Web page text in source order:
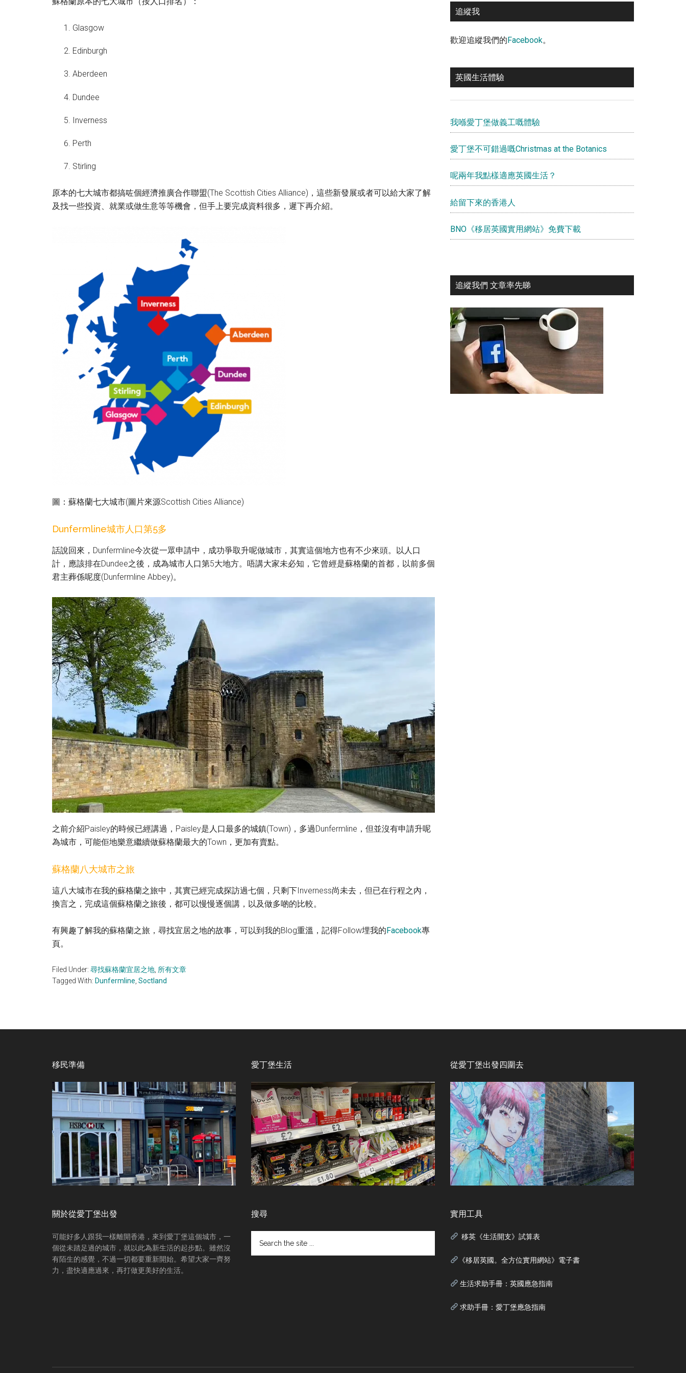
Glasgow
Edinburgh
Aberdeen
Dundee
Inverness
Perth
Stirling
原本的七大城市都搞咗個經濟推廣合作聯盟(The Scottish Cities Alliance)，這些新發展或者可以給大家了解
及找一些投資、就業或做生意等等機會，但手上要完成資料很多，遲下再介紹。
圖：蘇格蘭七大城市(圖片來源Scottish Cities Alliance)
Dunfermline城市人口第5多
話說回來，Dunfermline今次從一眾申請中，成功爭取升呢做城市，其實這個地方也有不少來頭。以人口
計，應該排在Dundee之後，成為城市人口第5大地方。唔講大家未必知，它曾經是蘇格蘭的首都，以前多個
君主葬係呢度(Dunfermline Abbey)。
之前介紹Paisley的時候已經講過，Paisley是人口最多的城鎮(Town)，多過Dunfermline，但並沒有申請升呢
為城市，可能佢地樂意繼續做蘇格蘭最大的Town，更加有賣點。
蘇格蘭八大城市之旅
這八大城市在我的蘇格蘭之旅中，其實已經完成探訪過七個，只剩下Inverness尚未去，但已在行程之內，
換言之，完成這個蘇格蘭之旅後，都可以慢慢逐個講，以及做多啲的比較。
有興趣了解我的蘇格蘭之旅，尋找宜居之地的故事，可以到我的Blog重溫，記得Follow埋我的 Facebook專
頁。
Filed Under: 尋找蘇格蘭宜居之地, 所有文章
Tagged With: Dunfermline, Soctland
追縱我
歡迎追縱我們的Facebook。
英國生活體驗
我喺愛丁堡做義工嘅體驗
愛丁堡不可錯過嘅Christmas at the Botanics
呢兩年我點樣適應英國生活？
給留下來的香港人
BNO《移居英國實用網站》免費下載
追縱我們 文章率先睇
移民準備
關於從愛丁堡出發
可能好多人跟我一樣離開香港，來到愛丁堡這個城市，一
個從未踏足過的城市，就以此為新生活的起步點。雖然沒
有陌生的感覺，不過一切都要重新開始。希望大家一齊努
力，盡快適應過來，再打做更美好的生活。
愛丁堡生活
搜尋
the
從愛丁堡出發四圍去
實用工具
移英《生活開支》試算表
《移居英國。全方位實用網站》電子書
生活求助手冊：英國應急指南
求助手冊：愛丁堡應急指南